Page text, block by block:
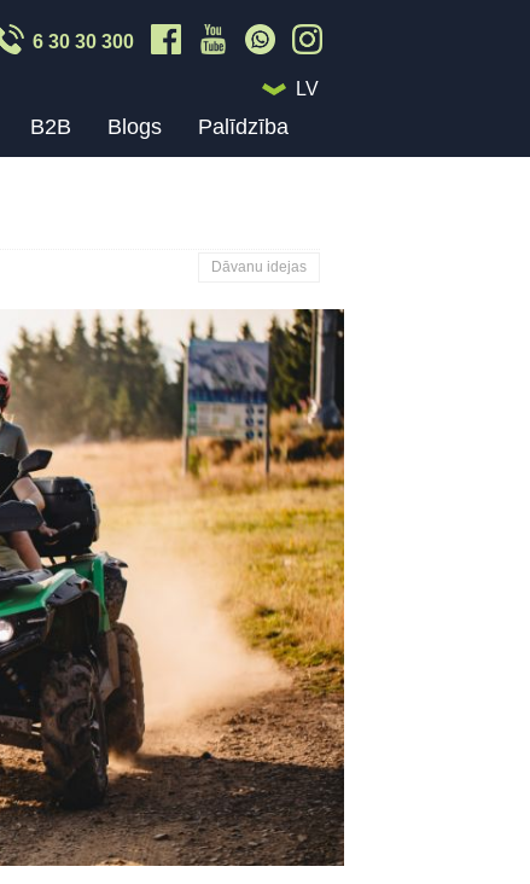
6 30 30 300
LV
B2B Blogs Palīdzība
Dāvanu idejas